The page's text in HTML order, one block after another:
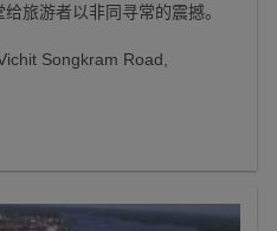
旅游者以非同寻常的震撼。
Songkram Road,